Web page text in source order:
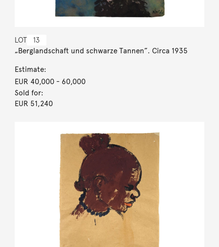
LOT 13
„Berglandschaft und schwarze Tannen”. Circa 1935
Estimate:
EUR 40,000- 60,000
Sold for:
EUR 51,240